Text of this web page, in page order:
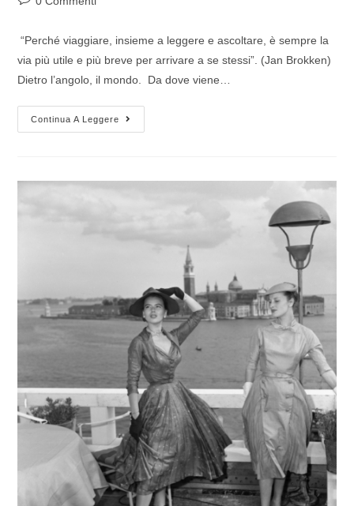
“Perché viaggiare, insieme a leggere e ascoltare, è sempre la
via più utile e più breve per arrivare a se stessi”. (Jan Brokken)
Dietro l’angolo, il mondo. Da dove viene…
Continua A Leggere